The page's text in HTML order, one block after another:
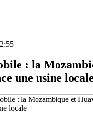
: la
une usine locale